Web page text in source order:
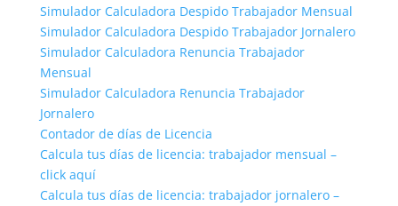
Simulador Calculadora Despido Trabajador Mensual
Simulador Calculadora Despido Trabajador Jornalero
Simulador Calculadora Renuncia Trabajador
Mensual
Simulador Calculadora Renuncia Trabajador
Jornalero
Contador de días de Licencia
Calcula tus días de licencia: trabajador mensual –
click aquí
Calcula tus días de licencia: trabajador jornalero –